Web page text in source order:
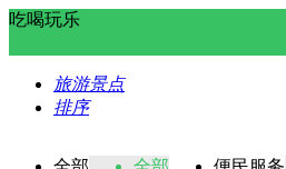
吃喝玩乐
旅游景点
排序